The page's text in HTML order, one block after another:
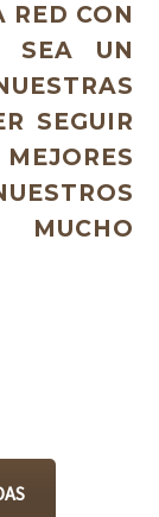
RED CON
SEA UN
SEGUIR